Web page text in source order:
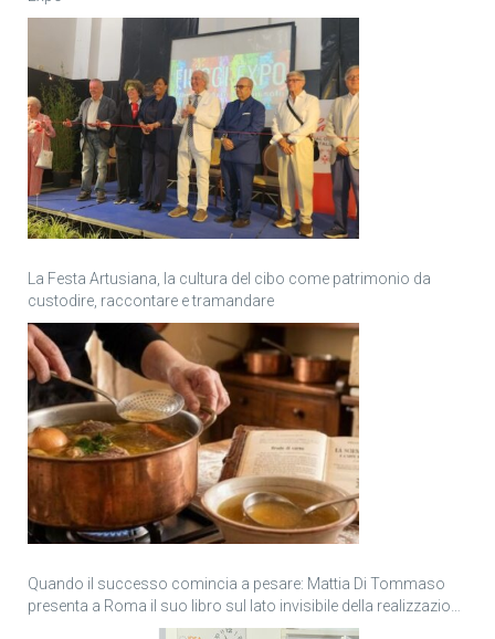
La Festa Artusiana, la cultura del cibo come patrimonio da
custodire, raccontare e tramandare
Quando il successo comincia a pesare: Mattia Di Tommaso
presenta a Roma il suo libro sul lato invisibile della realizzazione